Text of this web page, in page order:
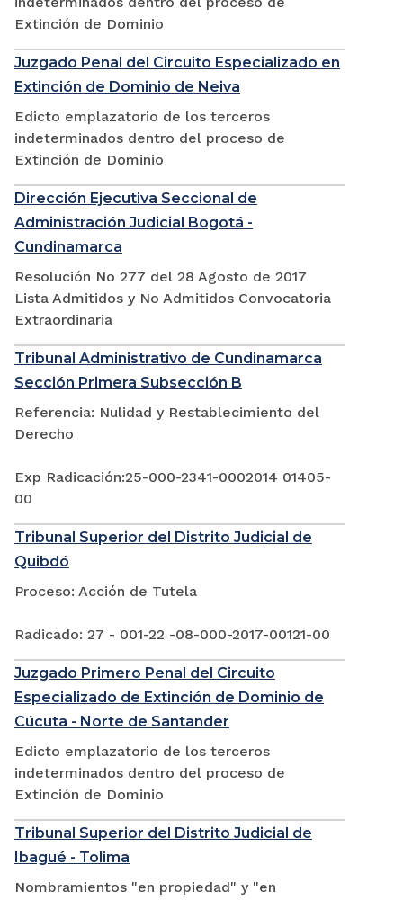
Extinción de Dominio
Juzgado Penal del Circuito Especializado en
Extinción de Dominio de Neiva
Edicto emplazatorio de los terceros
indeterminados dentro del proceso de
Extinción de Dominio
Dirección Ejecutiva Seccional de
Administración Judicial Bogotá -
Cundinamarca
Resolución No 277 del 28 Agosto de 2017
Lista Admitidos y No Admitidos Convocatoria
Extraordinaria
Tribunal Administrativo de Cundinamarca
Sección Primera Subsección B
Referencia: Nulidad y Restablecimiento del
Derecho
Exp Radicación:25-000-2341-0002014 01405-
00
Tribunal Superior del Distrito Judicial de
Quibdó
Proceso: Acción de Tutela
Radicado: 27 - 001-22 -08-000-2017-00121-00
Juzgado Primero Penal del Circuito
Especializado de Extinción de Dominio de
Cúcuta - Norte de Santander
Edicto emplazatorio de los terceros
indeterminados dentro del proceso de
Extinción de Dominio
Tribunal Superior del Distrito Judicial de
Ibagué - Tolima
Nombramientos "en propiedad" y "en